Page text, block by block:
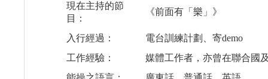
現在主持的節
目：
《前面有「樂」》
入行經過：
電台訓練計劃、寄demo
工作經驗：
媒體工作者，亦曾在聯合國